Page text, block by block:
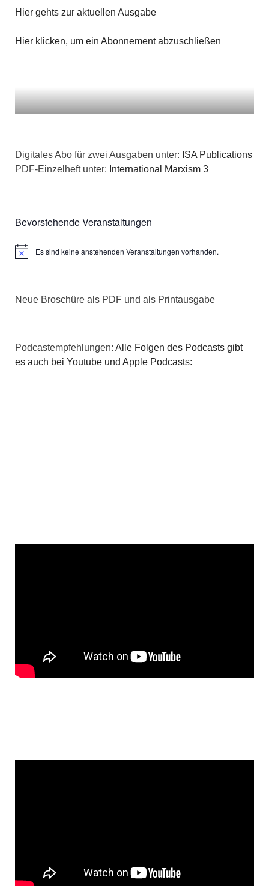
Hier gehts zur aktuellen Ausgabe
Hier klicken, um ein Abonnement abzuschließen
Digitales Abo für zwei Ausgaben unter: ISA Publications
PDF-Einzelheft unter: International Marxism 3
Bevorstehende Veranstaltungen
HinweisEs sind keine anstehenden Veranstaltungen vorhanden.
Neue Broschüre als PDF und als Printausgabe
Podcastempfehlungen: Alle Folgen des Podcasts gibt
es auch bei Youtube und Apple Podcasts: